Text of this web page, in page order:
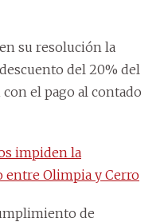
su resolución la
del 20% del
el pago al contado
impiden la
entre Olimpia y Cerro
de